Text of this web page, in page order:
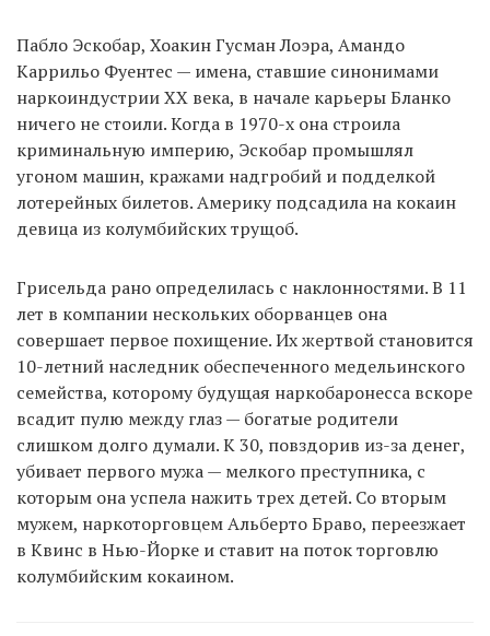
Пабло Эскобар, Хоакин Гусман Лоэра, Амандо
Каррильо Фуентес — имена, ставшие синонимами
наркоиндустрии XX века, в начале карьеры Бланко
ничего не стоили. Когда в 1970-х она строила
криминальную империю, Эскобар промышлял
угоном машин, кражами надгробий и подделкой
лотерейных билетов. Америку подсадила на кокаин
девица из колумбийских трущоб.
Грисельда рано определилась с наклонностями. В 11
лет в компании нескольких оборванцев она
совершает первое похищение. Их жертвой становится
10-летний наследник обеспеченного медельинского
семейства, которому будущая наркобаронесса вскоре
всадит пулю между глаз — богатые родители
слишком долго думали. К 30, повздорив из-за денег,
убивает первого мужа — мелкого преступника, с
которым она успела нажить трех детей. Со вторым
мужем, наркоторговцем Альберто Браво, переезжает
в Квинс в Нью-Йорке и ставит на поток торговлю
колумбийским кокаином.